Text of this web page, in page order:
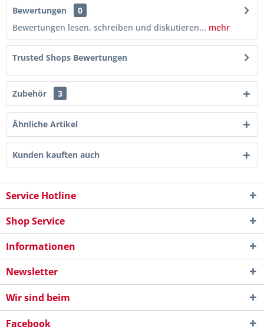
Bewertungen
0
Bewertungen lesen, schreiben und diskutieren... mehr
Trusted Shops Bewertungen
Zubehör 3
Ähnliche Artikel
Kunden kauften auch
Service Hotline
Shop Service
Informationen
Newsletter
Wir sind beim
Facebook